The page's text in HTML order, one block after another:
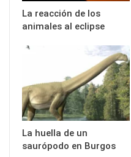
La reacción de los
animales al eclipse
La huella de un
saurópodo en Burgos